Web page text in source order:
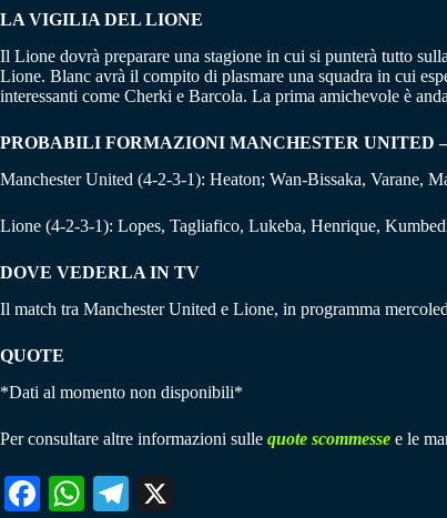
LA VIGILIA DEL LIONE
Il Lione dovrà preparare una stagione in cui si punterà tutto
Lione. Blanc avrà il compito di plasmare una squadra in cui
interessanti come Cherki e Barcola. La prima amichevole è
PROBABILI FORMAZIONI MANCHESTER UNITED
Manchester United (4-2-3-1): Heaton; Wan-Bissaka, Varane,
Lione (4-2-3-1): Lopes, Tagliafico, Lukeba, Henrique,
DOVE VEDERLA IN TV
Il match tra Manchester United e Lione, in programma
QUOTE
*Dati al momento non disponibili*
Per consultare altre informazioni sulle quote scommesse e le
Fa W
Te